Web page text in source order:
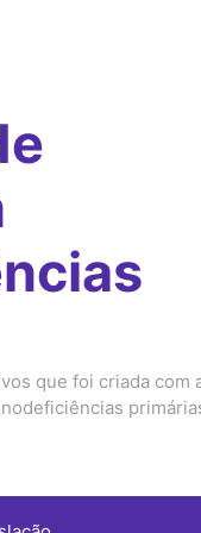
que foi criada com